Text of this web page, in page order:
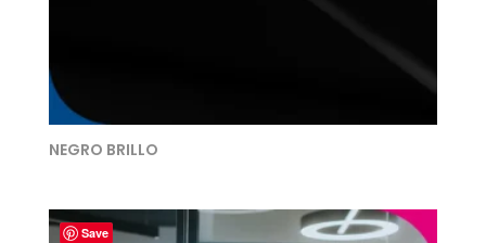
NEGRO BRILLO
Save